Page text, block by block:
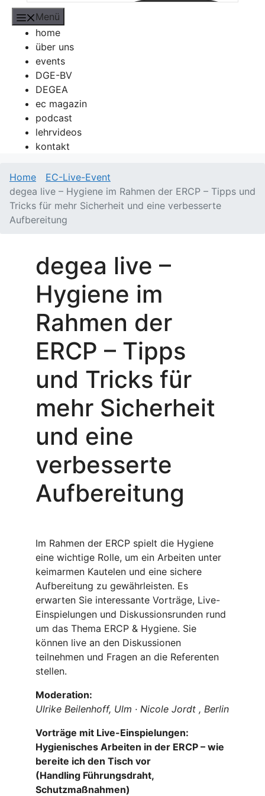
Menü
home
über uns
events
DGE-BV
DEGEA
ec magazin
podcast
lehrvideos
kontakt
Home
EC-Live-Event
degea live – Hygiene im Rahmen der ERCP – Tipps und
Tricks für mehr Sicherheit und eine verbesserte
Aufbereitung
degea live –
Hygiene im
Rahmen der
ERCP – Tipps
und Tricks für
mehr Sicherheit
und eine
verbesserte
Aufbereitung
Im Rahmen der ERCP spielt die Hygiene
eine wichtige Rolle, um ein Arbeiten unter
keimarmen Kautelen und eine sichere
Aufbereitung zu gewährleisten. Es
erwarten Sie interessante Vorträge, Live-
Einspielungen und Diskussionsrunden rund
um das Thema ERCP & Hygiene. Sie
können live an den Diskussionen
teilnehmen und Fragen an die Referenten
stellen.
Moderation:
Ulrike Beilenhoff, Ulm · Nicole Jordt , Berlin
Vorträge mit Live-Einspielungen:
Hygienisches Arbeiten in der ERCP – wie
bereite ich den Tisch vor
(Handling Führungsdraht,
Schutzmaßnahmen)